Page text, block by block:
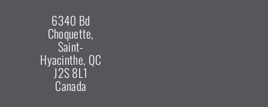
6340 Bd
Choquette,
Saint-
Hyacinthe, QC
J2S 8L1
Canada